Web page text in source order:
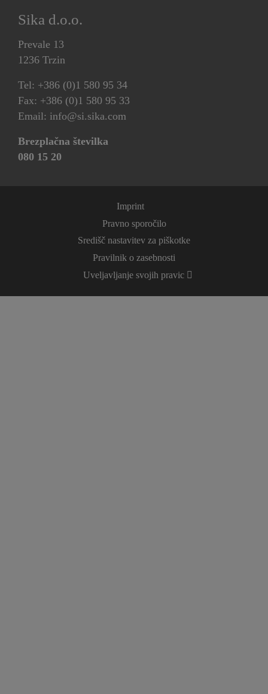
Sika d.o.o.
Prevale 13
1236 Trzin
Tel: +386 (0)1 580 95 34
Fax: +386 (0)1 580 95 33
Email: info@si.sika.com
Brezplačna številka
080 15 20
Imprint
Pravno sporočilo
Središč nastavitev za piškotke
Pravilnik o zasebnosti
Uveljavljanje svojih pravic